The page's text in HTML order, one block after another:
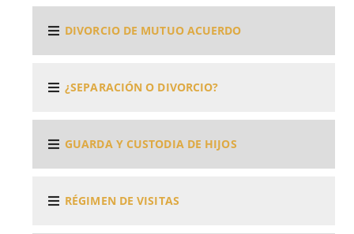
DIVORCIO DE MUTUO ACUERDO
¿SEPARACIÓN O DIVORCIO?
GUARDA Y CUSTODIA DE HIJOS
RÉGIMEN DE VISITAS